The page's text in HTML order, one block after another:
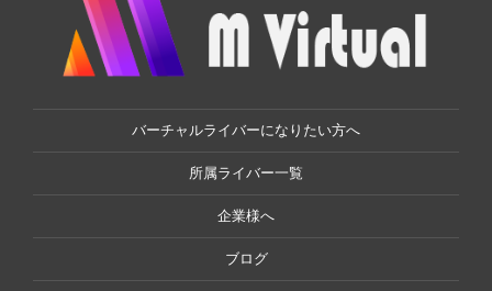
バーチャルライバーになりたい方へ
所属ライバー一覧
企業様へ
ブログ